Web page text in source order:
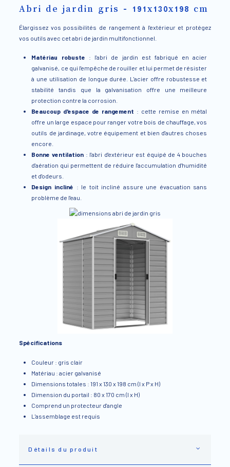
Abri de jardin gris - 191x130x198 cm
Élargissez vos possibilités de rangement à l'extérieur et protégez
vos outils avec cet abri de jardin multifonctionnel.
Matériau robuste : l'abri de jardin est fabriqué en acier
galvanisé, ce qui l'empêche de rouiller et lui permet de résister
à une utilisation de longue durée. L'acier offre robustesse et
stabilité tandis que la galvanisation offre une meilleure
protection contre la corrosion.
Beaucoup d'espace de rangement : cette remise en métal
offre un large espace pour ranger votre bois de chauffage, vos
outils de jardinage, votre équipement et bien d'autres choses
encore.
Bonne ventilation: l'abri d'extérieur est équipé de 4 bouches
d'aération qui permettent de réduire l'accumulation d'humidité
et d'odeurs.
Design incliné : le toit incliné assure une évacuation sans
problème de l'eau.
Spécifications
Couleur : gris clair
Matériau : acier galvanisé
Dimensions totales : 191 x 130 x 198 cm (l x P x H)
Dimension du portail : 80 x 170 cm (l x H)
Comprend un protecteur d'angle
L'assemblage est requis
Détails du produit